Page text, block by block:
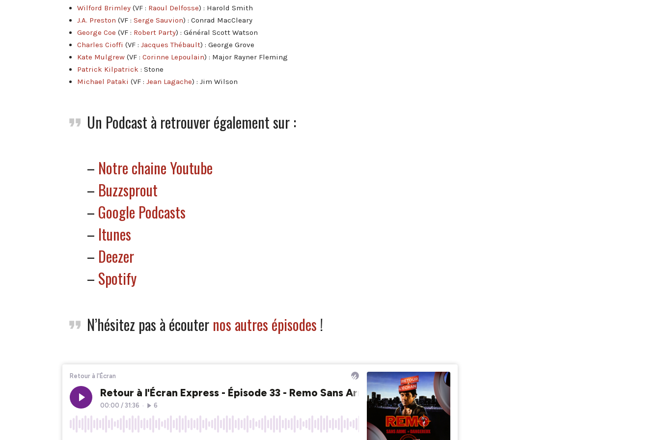
Wilford Brimley (VF : Raoul Delfosse) : Harold Smith
J.A. Preston (VF : Serge Sauvion) : Conrad MacCleary
George Coe (VF : Robert Party) : Général Scott Watson
Charles Cioffi (VF : Jacques Thébault) : George Grove
Kate Mulgrew (VF : Corinne Lepoulain) : Major Rayner Fleming
Patrick Kilpatrick : Stone
Michael Pataki (VF : Jean Lagache) : Jim Wilson
Un Podcast à retrouver également sur :
– Notre chaine Youtube
– Buzzsprout
– Google Podcasts
– Itunes
– Deezer
– Spotify
N’hésitez pas à écouter nos autres épisodes !